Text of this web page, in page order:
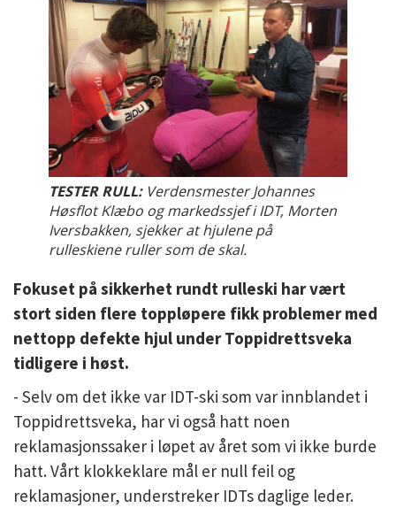
TESTER RULL: Verdensmester Johannes
Høsflot Klæbo og markedssjef i IDT, Morten
Iversbakken, sjekker at hjulene på
rulleskiene ruller som de skal.
Fokuset på sikkerhet rundt rulleski har vært
stort siden flere toppløpere fikk problemer med
nettopp defekte hjul under Toppidrettsveka
tidligere i høst.
- Selv om det ikke var IDT-ski som var innblandet i
Toppidrettsveka, har vi også hatt noen
reklamasjonssaker i løpet av året som vi ikke burde
hatt. Vårt klokkeklare mål er null feil og
reklamasjoner, understreker IDTs daglige leder.